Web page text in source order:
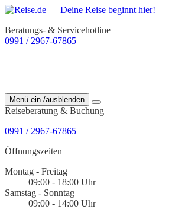
Beratungs- & Servicehotline
0991 / 2967-67865
Menü ein-/ausblenden
Reiseberatung & Buchung
0991 / 2967-67865
Öffnungszeiten
Montag - Freitag
09:00 - 18:00 Uhr
Samstag - Sonntag
09:00 - 14:00 Uhr